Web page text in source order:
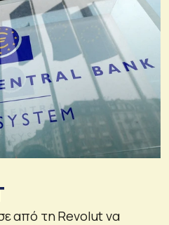
από τη Revolut να